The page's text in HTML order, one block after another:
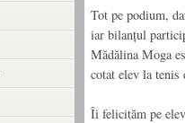
Tot pe podium,
iar bilanțul
Mădălina Moga
cotat elev la tenis
Îi felicităm pe